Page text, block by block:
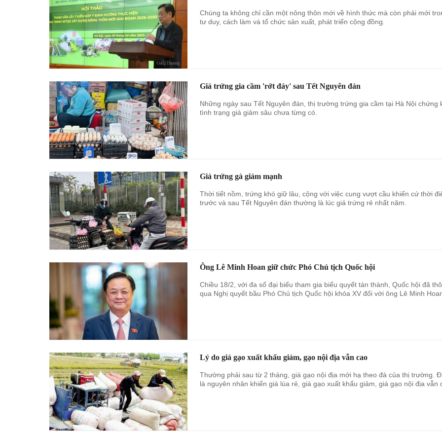
Chúng ta không chỉ cần một nông thôn mới về hình thức mà còn phải mới
tư duy, cách làm và tổ chức sản xuất, phát triển cộng đồng.
Giá trứng gia cầm 'rớt đáy' sau Tết Nguyên đán
Những ngày sau Tết Nguyên đán, thị trường trứng gia cầm tại Hà Nội chứng
tình trạng giá giảm sâu chưa từng có.
Giá trứng gà giảm mạnh
Thời tiết nồm, trứng khó giữ lâu, cộng với việc cung vượt cầu khiến cứ thời
trước và sau Tết Nguyên đán thường là lúc giá trứng rẻ nhất năm.
Ông Lê Minh Hoan giữ chức Phó Chủ tịch Quốc hội
Chiều 18/2, với đa số đại biểu tham gia biểu quyết tán thành, Quốc hội đã
qua Nghị quyết bầu Phó Chủ tịch Quốc hội khóa XV đối với ông Lê Minh
Lý do giá gạo xuất khẩu giảm, gạo nội địa vẫn cao
Thường phải sau từ 2 tháng, giá gạo nội địa mới hạ theo đà của thị trường.
là nguyên nhân khiến giá lúa rẻ, giá gạo xuất khẩu giảm, giá gạo nội địa vẫn